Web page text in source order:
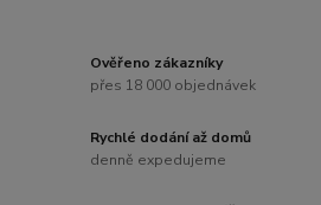
Ověřeno zákazníky
přes 18 000 objednávek
Rychlé dodání až domů
denně expedujeme